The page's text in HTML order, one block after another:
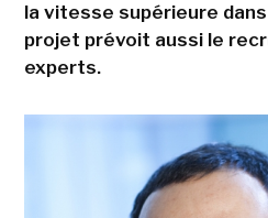
la vitesse supérieure
projet prévoit aussi le
experts.